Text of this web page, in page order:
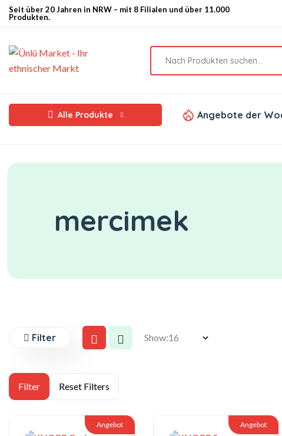
Seit über 20 Jahren in NRW – mit 8 Filialen und über 11.000
Produkten.
Alle Produkte Angebote der
mercimek
Filter Show:
Angebot Angebot